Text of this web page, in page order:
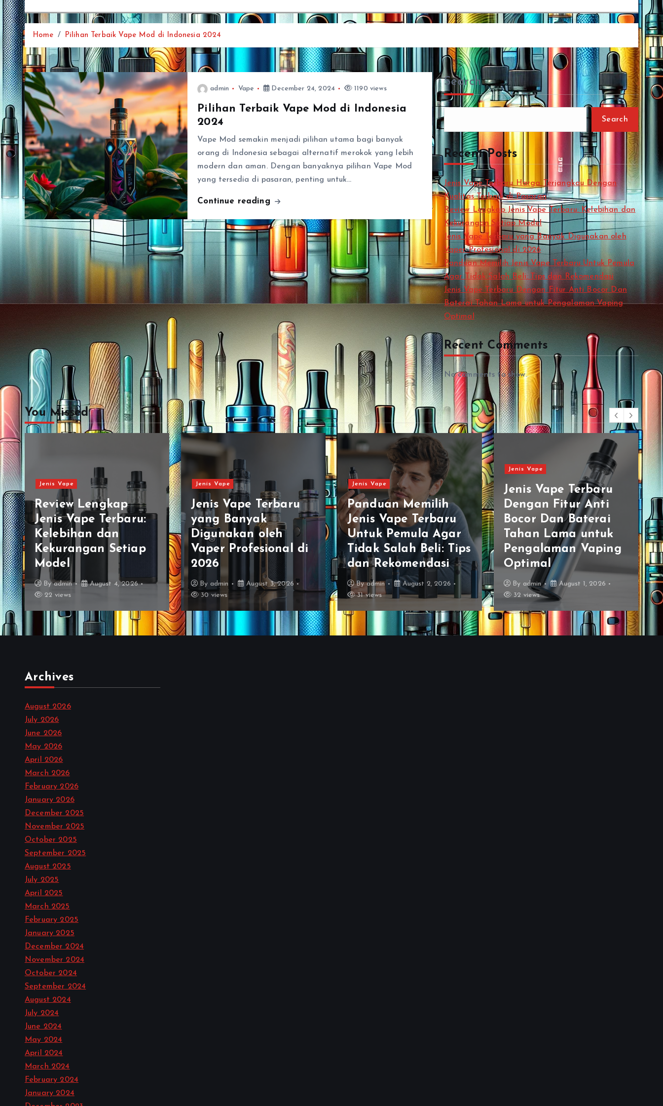
Home Pilihan Terbaik Vape Mod di Indonesia 2024
admin Vape December 24, 2024 1190 views
Pilihan Terbaik Vape Mod di Indonesia
2024
Vape Mod semakin menjadi pilihan utama bagi banyak
orang di Indonesia sebagai alternatif merokok yang lebih
modern dan aman. Dengan banyaknya pilihan Vape Mod
yang tersedia di pasaran, penting untuk…
Continue reading
Search
Search
Recent Posts
Jenis Vape Terbaru Harga Terjangkau Dengan
Kualitas Terbaik di Pasaran
Review Lengkap Jenis Vape Terbaru: Kelebihan dan
Kekurangan Setiap Model
Jenis Vape Terbaru yang Banyak Digunakan oleh
Vaper Profesional di 2026
Panduan Memilih Jenis Vape Terbaru Untuk Pemula
Agar Tidak Salah Beli: Tips dan Rekomendasi
Jenis Vape Terbaru Dengan Fitur Anti Bocor Dan
Baterai Tahan Lama untuk Pengalaman Vaping
Optimal
Recent Comments
No comments to show.
You Missed
Jenis Vape
Review Lengkap
Jenis Vape Terbaru:
Kelebihan dan
Kekurangan Setiap
Model
Byadmin
August 4, 2026
22 views
Jenis Vape
Jenis Vape Terbaru
yang Banyak
Digunakan oleh
Vaper Profesional di
2026
By admin
August 3, 2026
30 views
Jenis Vape
Panduan Memilih
Jenis Vape Terbaru
Untuk Pemula Agar
Tidak Salah Beli: Tips
dan Rekomendasi
Byadmin
August 2, 2026
31 views
Jenis Vape
Jenis Vape Terbaru
Dengan Fitur Anti
Bocor Dan Baterai
Tahan Lama untuk
Pengalaman Vaping
Optimal
By admin
August 1, 2026
32 views
Archives
August 2026
July 2026
June 2026
May 2026
April 2026
March 2026
February 2026
January 2026
December 2025
November 2025
October 2025
September 2025
August 2025
July 2025
April 2025
March 2025
February 2025
January 2025
December 2024
November 2024
October 2024
September 2024
August 2024
July 2024
June 2024
May 2024
April 2024
March 2024
February 2024
January 2024